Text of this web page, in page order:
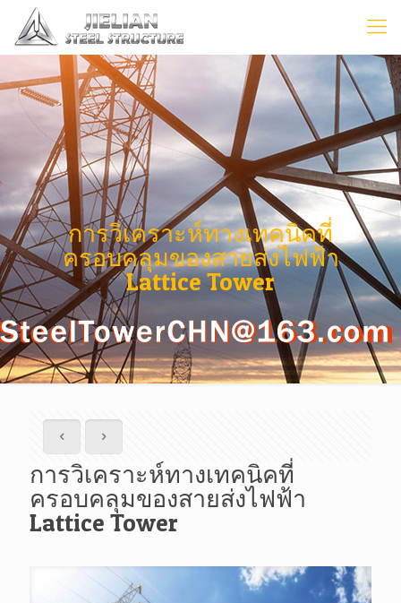
การวิเคราะห์ทางเทคนิคที่
ครอบคลุมของสายส่งไฟฟ้า
Lattice Tower
การวิเคราะห์ทางเทคนิคที่
ครอบคลุมของสายส่งไฟฟ้า
Lattice Tower